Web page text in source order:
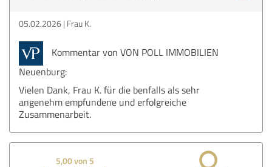
05.02.2026 Frau K.
Kommentar von VON POLL IMMOBILIEN
Neuenburg:
Vielen Dank, Frau K. für die benfalls als sehr
angenehm empfundene und erfolgreiche
Zusammenarbeit.
5,00 von 5